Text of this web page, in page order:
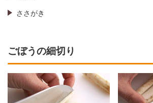
ささがき
ごぼうの細切り